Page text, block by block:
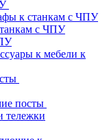
к станкам с ЧПУ
с ЧПУ
к мебели к
посты
тележки